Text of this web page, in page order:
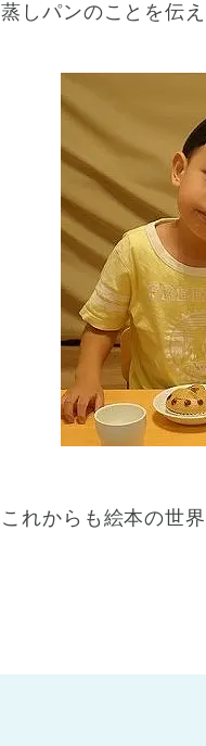
蒸しパンのことを伝
これからも絵本の世